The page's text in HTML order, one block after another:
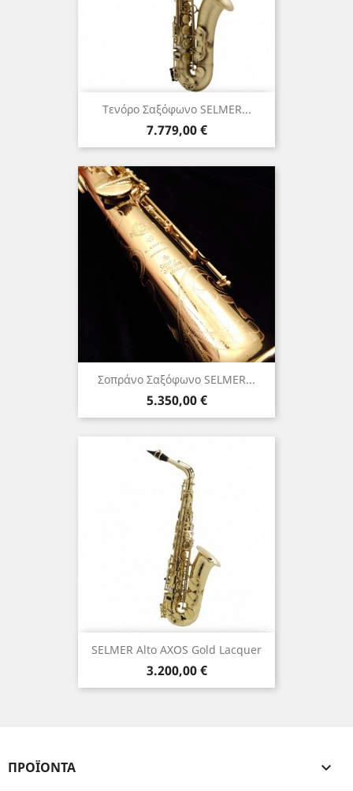
Tενόρο Σαξόφωνο SELMER...
Τιμή
7.779,00 €
Σοπράνο Σαξόφωνο SELMER...
Τιμή
5.350,00 €
SELMER Αlto AXOS Gold Lacquer
Τιμή
3.200,00 €
ΠΡΟΪΌΝΤΑ 